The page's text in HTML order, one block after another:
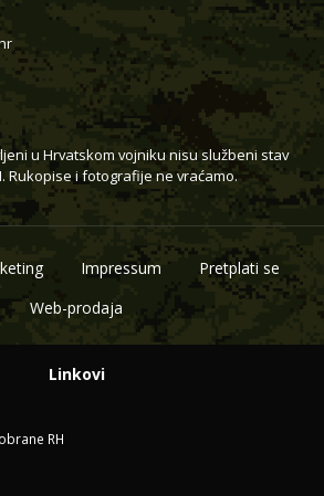
u Hrvatskom vojniku nisu službeni stav
Rukopise i fotografije ne vraćamo.
Impressum
Pretplati se
Web-prodaja
Linkovi
RH